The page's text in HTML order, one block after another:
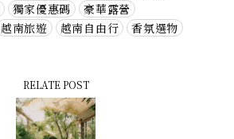
獨家優惠碼
豪華露營
越南旅遊 越南自由行
香氛選物
RELATE POST